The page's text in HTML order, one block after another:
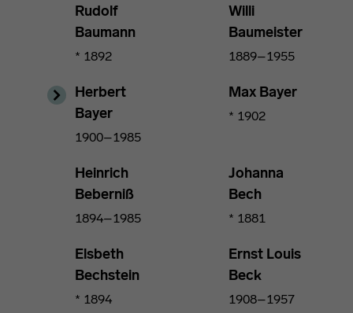
Rudolf
Baumann
* 1892
Willi
Baumeister
1889–1955
Herbert
Bayer
1900–1985
Max Bayer
* 1902
Heinrich
Beberniß
1894–1985
Johanna
Bech
* 1881
Elsbeth
Bechstein
* 1894
Ernst Louis
Beck
1908–1957